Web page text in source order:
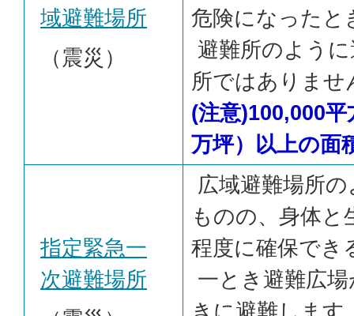
域避難場所
（震災）
危険になったと
避難所のよう
所ではありませ
(注意)100,000
万坪）以上の面
指定緊急一
次避難場所
広域避難場所
ものの、身体と
程度に確保でき
一とき避難広